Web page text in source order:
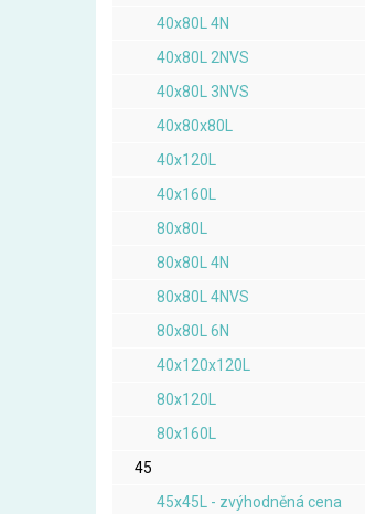
40x80L 4N
40x80L 2NVS
40x80L 3NVS
40x80x80L
40x120L
40x160L
80x80L
80x80L 4N
80x80L 4NVS
80x80L 6N
40x120x120L
80x120L
80x160L
45
45x45L - zvýhodněná cena